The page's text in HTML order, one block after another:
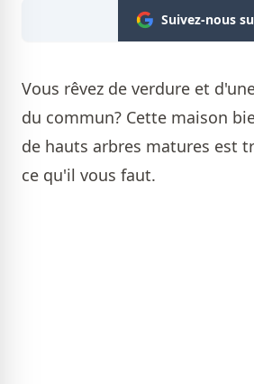
Suivez-nous
Vous rêvez de verdure et
du commun? Cette maison
de hauts arbres matures est
ce qu'il vous faut.